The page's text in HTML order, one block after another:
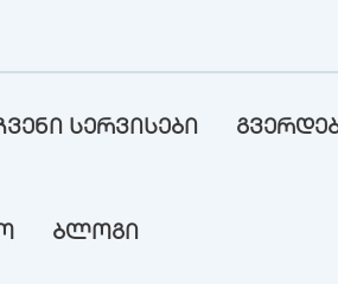
სერვისები
ბლოგი